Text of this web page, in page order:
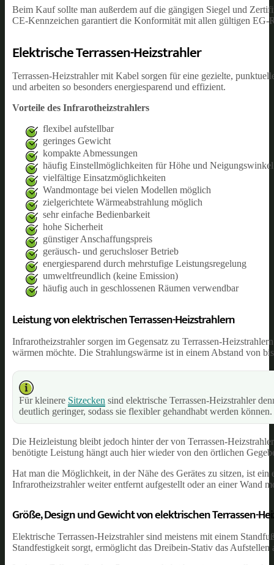
Beim Kauf sollte man außerdem auf die gängigen Siegel und
CE-Kennzeichen garantiert die Konformität mit allen gültigen EG-
Elektrische Terrassen-Heizstrahler
Terrassen-Heizstrahler mit Kabel sorgen für eine gezielte,
und arbeiten so besonders energiesparend und effizient.
Vorteile des Infrarotheizstrahlers
flexibel aufstellbar
geringes Gewicht
kompakte Abmessungen
häufig Einstellmöglichkeiten für Höhe und Neigungswinkel
vielfältige Einsatzmöglichkeiten
Wandmontage bei vielen Modellen möglich
zielgerichtete Wärmeabstrahlung möglich
sehr einfache Bedienbarkeit
hohe Sicherheit
günstiger Anschaffungspreis
geräusch- und geruchsloser Betrieb
energiesparend durch mehrstufige Leistungsregelung
umweltfreundlich (keine Emission)
häufig auch in geschlossenen Räumen verwendbar
Leistung von elektrischen Terrassen-Heizstrahlern
Infrarotheizstrahler sorgen im Gegensatz zu Terrassen-
wärmen möchte. Die Strahlungswärme ist in einem Abstand von
Für kleinere Sitzecken sind elektrische Terrassen-Heizstrahler
deutlich geringer, sodass sie flexibler gehandhabt werden können.
Die Heizleistung bleibt jedoch hinter der von Terrassen-
benötigte Leistung hängt auch hier wieder von den örtlichen
Hat man die Möglichkeit, in der Nähe des Gerätes zu sitzen, ist
Infrarotheizstrahler weiter entfernt aufgestellt oder an einer Wand
Größe, Design und Gewicht von elektrischen Terrassen-
Elektrische Terrassen-Heizstrahler sind meistens mit einem
Standfestigkeit sorgt, ermöglicht das Dreibein-Stativ das